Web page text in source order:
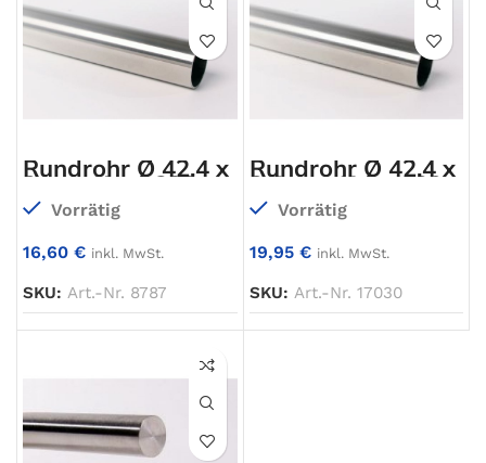
Rundrohr Ø 42,4 x
2 mm Korn 320
Vorrätig
16,60 € inkl. MwSt.
SKU: Art.-Nr. 8787
Rundrohr Ø 42,4 x
2,5 mm Korn 320
Vorrätig
19,95 € inkl. MwSt.
SKU: Art.-Nr. 17030